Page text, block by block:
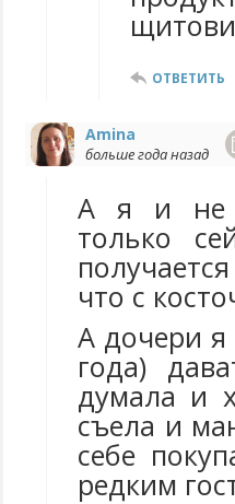
ОТВЕТИТЬ
Amina
больше года назад
А я и не
только
что с
А дочери
года)
думала и
съела и
себе
редким